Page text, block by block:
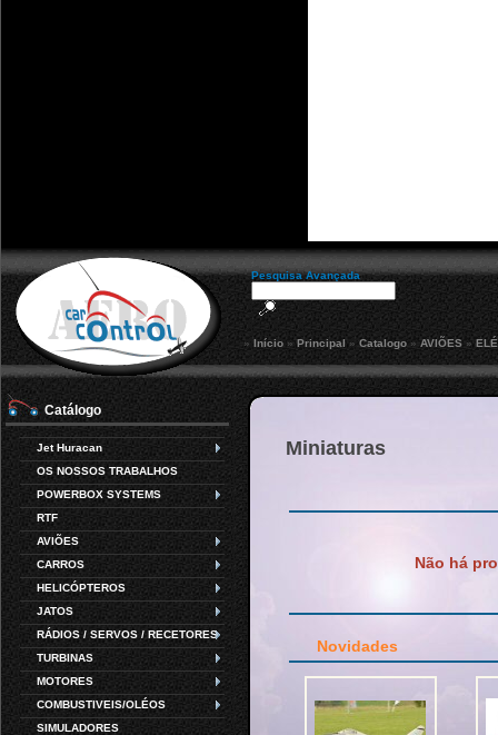
Jet Huracan
OS NOSSOS TRABALHOS
POWERBOX SYSTEMS
RTF
AVIÕES
CARROS
HELICÓPTEROS
JATOS
RÁDIOS / SERVOS / RECETORES
TURBINAS
MOTORES
COMBUSTIVEIS/OLÉOS
SIMULADORES
Pesquisa Avançada
» Início »Principal» Catalogo »AVIÕES »
Catálogo
Miniaturas
Não há
Novidades